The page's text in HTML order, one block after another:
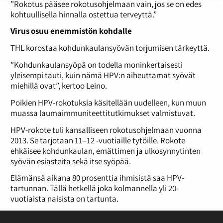
”Rokotus pääsee rokotusohjelmaan vain, jos se on edes
kohtuullisella hinnalla ostettua terveyttä.”
Virus osuu enemmistön kohdalle
THL korostaa kohdunkaulansyövän torjumisen tärkeyttä.
”Kohdunkaulansyöpä on todella moninkertaisesti
yleisempi tauti, kuin nämä HPV:n aiheuttamat syövät
miehillä ovat”, kertoo Leino.
Poikien HPV-rokotuksia käsitellään uudelleen, kun muun
muassa laumaimmuniteettitutkimukset valmistuvat.
HPV-rokote tuli kansalliseen rokotusohjelmaan vuonna
2013. Se tarjotaan 11–12 -vuotiaille tytöille. Rokote
ehkäisee kohdunkaulan, emättimen ja ulkosynnytinten
syövän esiasteita sekä itse syöpää.
Elämänsä aikana 80 prosenttia ihmisistä saa HPV-
tartunnan. Tällä hetkellä joka kolmannella yli 20-
vuotiaista naisista on tartunta.